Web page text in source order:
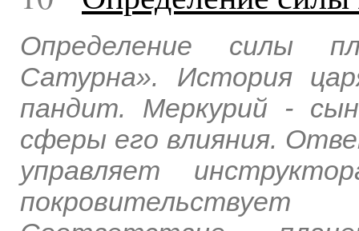
Определение силы
Сатурна». История
пандит. Меркурий -
сферы его влияния.
управляет